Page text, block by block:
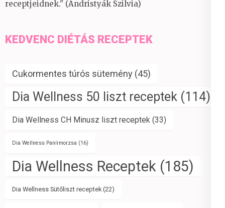
receptjeidnek." (Andristyák Szilvia)
KEDVENC DIÉTÁS RECEPTEK
Cukormentes túrós sütemény (45)
Dia Wellness 50 liszt receptek (114)
Dia Wellness CH Minusz liszt receptek (33)
Dia Wellness Panírmorzsa (16)
Dia Wellness Receptek (185)
Dia Wellness Sütőliszt receptek (22)